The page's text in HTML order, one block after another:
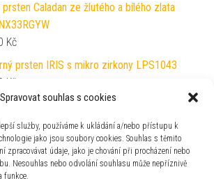
Spravovat souhlas s cookies
služby, používáme k ukládání a/nebo přístupu k
jako jsou soubory cookies. Souhlas s těmito
zpracovávat údaje, jako je chování při procházení nebo
Nesouhlas nebo odvolání souhlasu může nepříznivě
funkce.
prsten Caladan ze žlutého a bílého zlata
Kč
prsten IRIS s mikro zirkony LPS1043
Kč
stříbrný prsten PRESLEY v provedení se
pro ženy QRZLP012W
Kč
prsten FLERS z chirurgické oceli RRC0365